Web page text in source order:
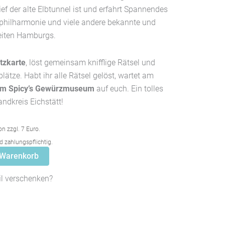
der alte Elbtunnel ist und erfahrt Spannendes
und viele andere bekannte und
Hamburgs.
, löst gemeinsam knifflige Rätsel und
Habt ihr alle Rätsel gelöst, wartet am
Spicy’s Gewürzmuseum auf euch. Ein tolles
Eichstätt!
zzgl. 7 Euro.
zahlungspflichtig.
verschenken?